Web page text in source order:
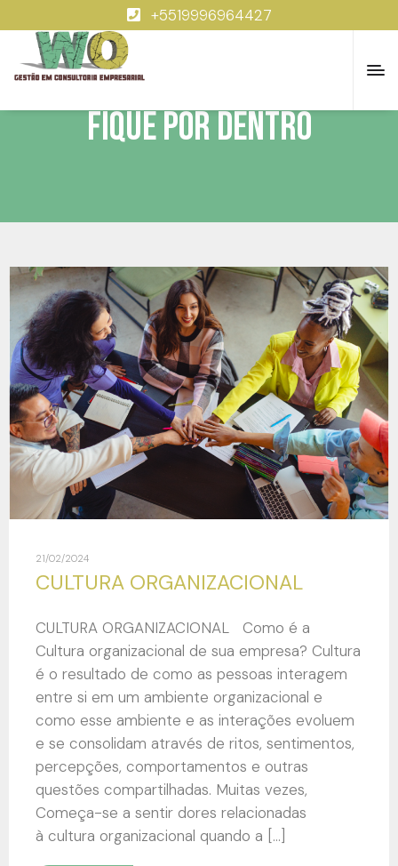
+5519996964427
Fique por dentro
21/02/2024
CULTURA ORGANIZACIONAL
CULTURA ORGANIZACIONAL Como é a
Cultura organizacional de sua empresa? Cultura
é o resultado de como as pessoas interagem
entre si em um ambiente organizacional e
como esse ambiente e as interações evoluem
e se consolidam através de ritos, sentimentos,
percepções, comportamentos e outras
questões compartilhadas. Muitas vezes,
Começa-se a sentir dores relacionadas
à cultura organizacional quando a […]